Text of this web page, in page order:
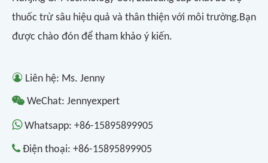
thuốc trừ sâu hiệu quả và thân thiện với môi trường.Bạn
được chào đón để tham khảo ý kiến.
 Liên hệ: Ms. Jenny
 WeChat: Jennyexpert
 Whatsapp: +86-15895899905
 Điện thoại: +86-15895899905